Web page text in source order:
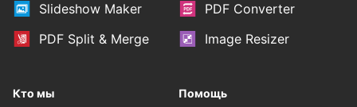
Slideshow Maker
PDF Converter
PDF Split & Merge
Image Resizer
Кто мы Помощь